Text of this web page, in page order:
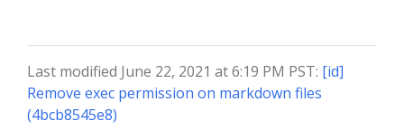
Last modified June 22, 2021 at 6:19 PM PST: [id]
Remove exec permission on markdown files
(4bcb8545e8)